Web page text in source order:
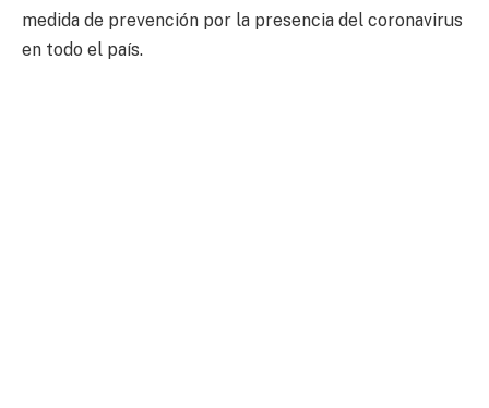
medida de prevención por la presencia del coronavirus
en todo el país.